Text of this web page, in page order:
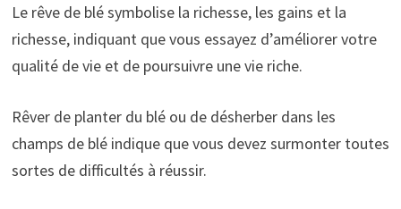
Le rêve de blé symbolise la richesse, les gains et la
richesse, indiquant que vous essayez d’améliorer votre
qualité de vie et de poursuivre une vie riche.
Rêver de planter du blé ou de désherber dans les
champs de blé indique que vous devez surmonter toutes
sortes de difficultés à réussir.